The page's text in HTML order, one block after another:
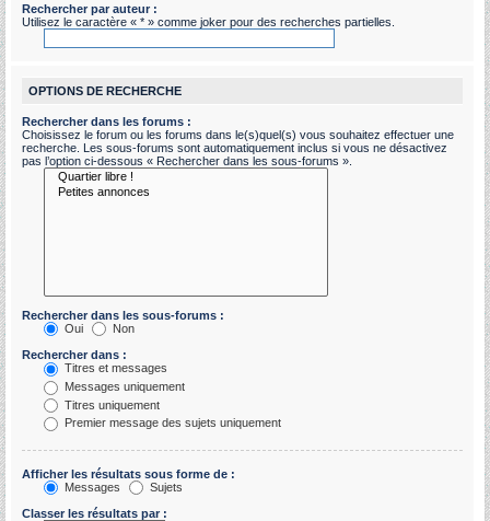
Rechercher par auteur :
Utilisez le caractère « * » comme joker pour des recherches partielles.
OPTIONS DE RECHERCHE
Rechercher dans les forums :
Choisissez le forum ou les forums dans le(s)quel(s) vous souhaitez effectuer une
recherche. Les sous-forums sont automatiquement inclus si vous ne désactivez
pas l’option ci-dessous « Rechercher dans les sous-forums ».
Rechercher dans les sous-forums :
Oui
Non
Rechercher dans :
Titres et messages
Messages uniquement
Titres uniquement
Premier message des sujets uniquement
Afficher les résultats sous forme de :
Messages
Sujets
Classer les résultats par :